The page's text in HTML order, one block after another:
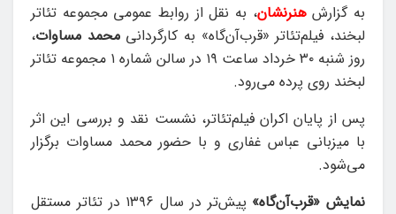
به گزارشهنرنشان، به نقل از روابط عمومی مجموعه تئاتر
لبخند، فیلم‌تئاتر «قرب‌آن‌گاه» به کارگردانی محمد مساوات،
روز شنبه ۳۰ خرداد ساعت ۱۹ در سالن شماره ۱ مجموعه تئاتر
لبخند روی پرده می‌رود.
پس از پایان اکران فیلم‌تئاتر، نشست نقد و بررسی این اثر
با میزبانی عباس غفاری و با حضور محمد مساوات برگزار
می‌شود.
نمایش «قرب‌آن‌گاه»
پیش‌تر در سال ۱۳۹۶ در تئاتر مستقل